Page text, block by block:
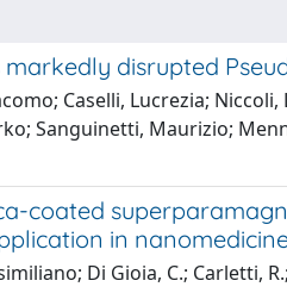
disrupted
Caselli, Lucrezia;
Sanguinetti, Maurizio;
coated
in
Di Gioia, C.; Carletti,